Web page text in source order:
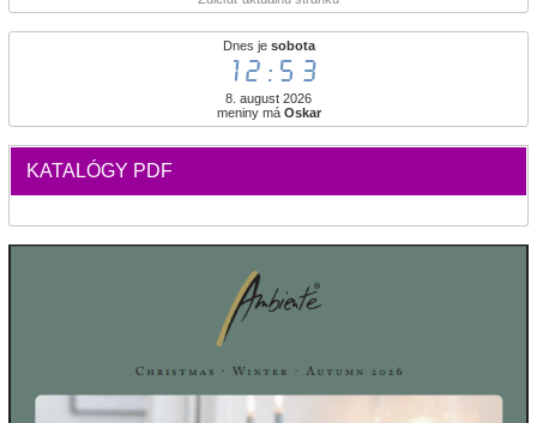
Dnes je sobota
12:53
8. august 2026
meniny má Oskar
KATALÓGY PDF